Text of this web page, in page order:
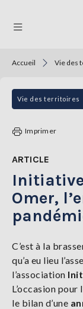
THÉMATIQUES
RÉGIONS
TENDANCES
SERVICES
LA
GAZETTE
Se
connecter
Accueil Vie des
Vie des territoires
Imprimer
ARTICLE
Omer,
C’est à la
qu’a eu lieu
l’association
L’occasion
le bilan d’une